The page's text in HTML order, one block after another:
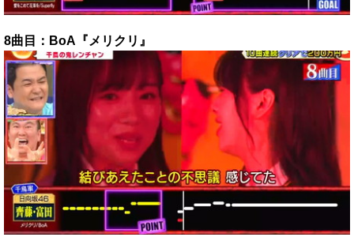
8曲目：BoA『メリクリ』